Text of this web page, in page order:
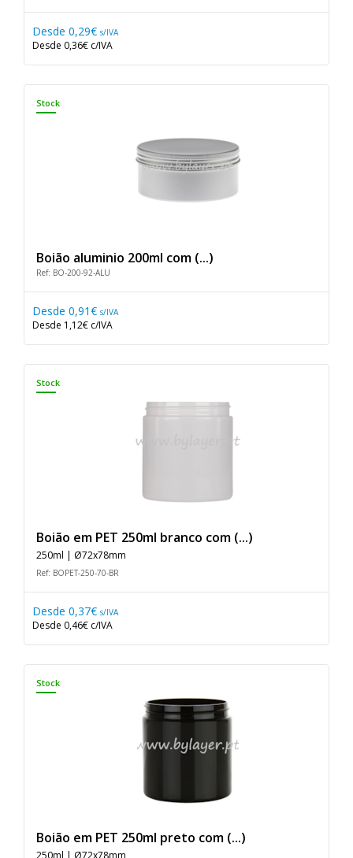
Desde 0,29€ s/IVA
Desde 0,36€ c/IVA
Stock
Boião aluminio 200ml com (...)
Ref: BO-200-92-ALU
Desde 0,91€ s/IVA
Desde 1,12€ c/IVA
Stock
Boião em PET 250ml branco com (...)
250ml | Ø72x78mm
Ref: BOPET-250-70-BR
Desde 0,37€ s/IVA
Desde 0,46€ c/IVA
Stock
Boião em PET 250ml preto com (...)